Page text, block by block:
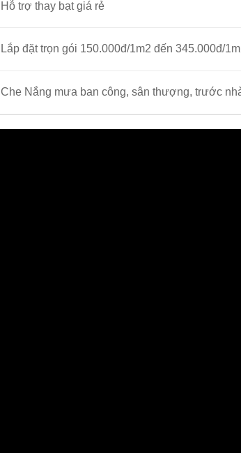
Hỗ trợ thay bạt giá rẻ
Lắp đặt trọn gói 150.000đ/1m2 đến 345.000đ/
Che Nắng mưa ban công, sân thượng, trước